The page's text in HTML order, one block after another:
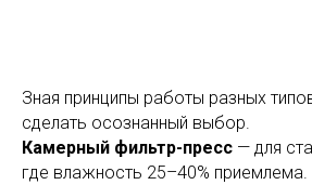
Зная принципы работы разных
сделать осознанный выбор.
Камерный фильтр-пресс — для
где влажность 25–40% приемлема.